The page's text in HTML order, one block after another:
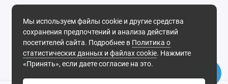
Мы используем файлы cookie и другие средства
сохранения предпочтений и анализа действий
посетителей сайта. Подробнее в Политика о
статистических данных и файлах cookie. Нажмите
«Принять», если даете согласие на это.
8-800-55-00-327
Будни, с 09-30 до 18-30
Мы в сети